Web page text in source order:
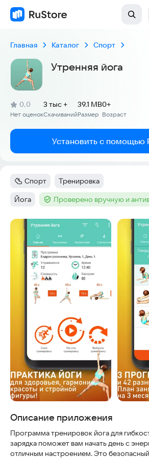
Главная Каталог Спорт
Утренняя йога
Рейтинг:
0,0
(
Нет оценок
)
Скачиваний
3 тыс +
Размер
39.1 MB
Возраст
0+
Установить с помощью
Категория
Спорт Тег:
Тренировка
Тег:
Йога Тег :Проверено вручную и
Скриншоты
Описание приложения
Программа тренировок йога для
зарядка поможет вам начать день с
отличным настроением. Это